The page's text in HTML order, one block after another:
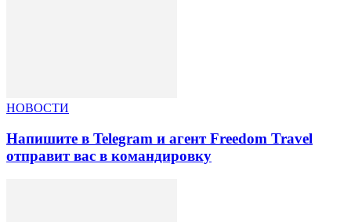
НОВОСТИ
Напишите в Telegram и агент Freedom Travel
отправит вас в командировку